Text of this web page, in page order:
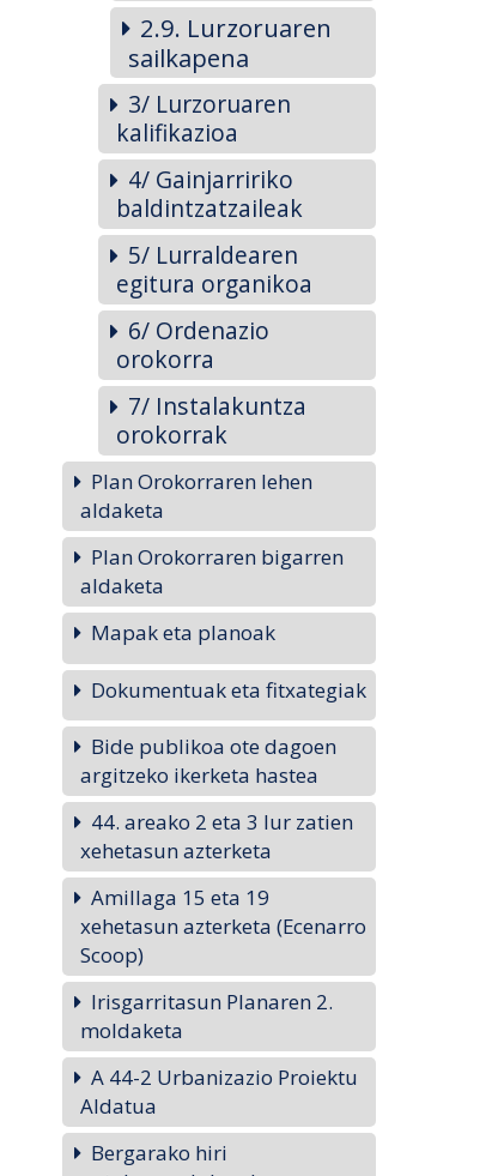
2.9. Lurzoruaren
sailkapena
3/ Lurzoruaren
kalifikazioa
4/ Gainjarririko
baldintzatzaileak
5/ Lurraldearen
egitura organikoa
6/ Ordenazio
orokorra
7/ Instalakuntza
orokorrak
Plan Orokorraren lehen
aldaketa
Plan Orokorraren bigarren
aldaketa
Mapak eta planoak
Dokumentuak eta fitxategiak
Bide publikoa ote dagoen
argitzeko ikerketa hastea
44. areako 2 eta 3 lur zatien
xehetasun azterketa
Amillaga 15 eta 19
xehetasun azterketa (Ecenarro
Scoop)
Irisgarritasun Planaren 2.
moldaketa
A 44-2 Urbanizazio Proiektu
Aldatua
Bergarako hiri